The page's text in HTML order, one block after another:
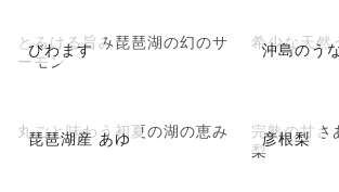
びわます
とろける旨み琵琶湖の幻のサ
ーモン
沖島のう
希少な天然
琵琶湖産 あゆ
丸ごと味わう初夏の湖の恵み 彦根梨
完熟の甘さ
梨